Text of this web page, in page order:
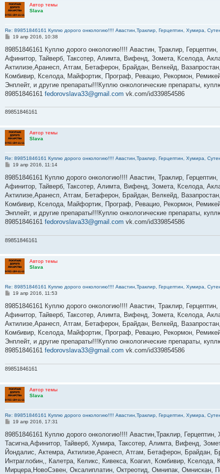
Автор темы
Slava
Re: 89851846161 Куплю дорого онкологию!!!! Авастин,Траклир, Герцептин, Хумира,
С
о
щ
е
и
е
19 апр 2016, 10:38
89851846161 Куплю дорого онкологию!!!! Авастин, Траклир,
Афинитор, Тайверб, Таксотер, Алимта, Вифенд, Зомета, Кселода,
Актилизе,Аранесп, Атгам, Бетаферон, Брайдан, Велкейд,
Комбивир, Кселода, Майфортик, Програф, Ревацио, Рекормон,
Энплейт, и другие препараты!!!Куплю онкологические препараты,
89851846161 fedorovslava33@gmail.com vk.com/id339854586
89851846161
Автор темы
Slava
Re: 89851846161 Куплю дорого онкологию!!!! Авастин,Траклир, Герцептин, Хумира,
С
о
щ
е
и
е
19 апр 2016, 11:14
89851846161 Куплю дорого онкологию!!!! Авастин, Траклир,
Афинитор, Тайверб, Таксотер, Алимта, Вифенд, Зомета, Кселода,
Актилизе,Аранесп, Атгам, Бетаферон, Брайдан, Велкейд,
Комбивир, Кселода, Майфортик, Програф, Ревацио, Рекормон,
Энплейт, и другие препараты!!!Куплю онкологические препараты,
89851846161 fedorovslava33@gmail.com vk.com/id339854586
89851846161
Автор темы
Slava
Re: 89851846161 Куплю дорого онкологию!!!! Авастин,Траклир, Герцептин, Хумира,
С
о
щ
е
и
е
19 апр 2016, 11:53
89851846161 Куплю дорого онкологию!!!! Авастин, Траклир,
Афинитор, Тайверб, Таксотер, Алимта, Вифенд, Зомета, Кселода,
Актилизе,Аранесп, Атгам, Бетаферон, Брайдан, Велкейд,
Комбивир, Кселода, Майфортик, Програф, Ревацио, Рекормон,
Энплейт, и другие препараты!!!Куплю онкологические препараты,
89851846161 fedorovslava33@gmail.com vk.com/id339854586
89851846161
Автор темы
Slava
Re: 89851846161 Куплю дорого онкологию!!!! Авастин,Траклир, Герцептин, Хумира,
С
о
щ
е
и
е
19 апр 2016, 17:31
89851846161 Куплю дорого онкологию!!!! Авастин,Траклир,
Тасигна,Афинитор, Тайверб, Хумира, Таксотер, Алимта, Вифенд,
Йондалис, Актемра, Актилизе,Аранесп, Атгам, Бетаферон, Брайдан,
Интраглобин,, Калетра, Келикс, Кивекса, Коагил, Комбивир,
Мирцера,НовоСэвен, Оксалиплатин, Октреотид, Омнипак, Омнискан,